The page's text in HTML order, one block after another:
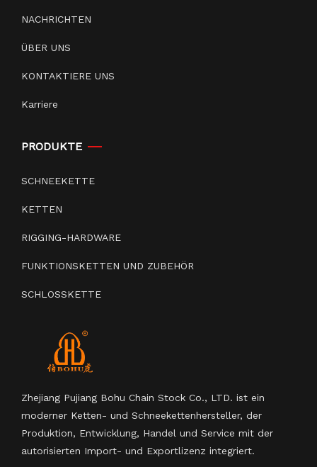
NACHRICHTEN
ÜBER UNS
KONTAKTIERE UNS
Karriere
PRODUKTE
SCHNEEKETTE
KETTEN
RIGGING-HARDWARE
FUNKTIONSKETTEN UND ZUBEHÖR
SCHLOSSKETTE
Zhejiang Pujiang Bohu Chain Stock Co., LTD. ist ein
moderner Ketten- und Schneekettenhersteller, der
Produktion, Entwicklung, Handel und Service mit der
autorisierten Import- und Exportlizenz integriert.